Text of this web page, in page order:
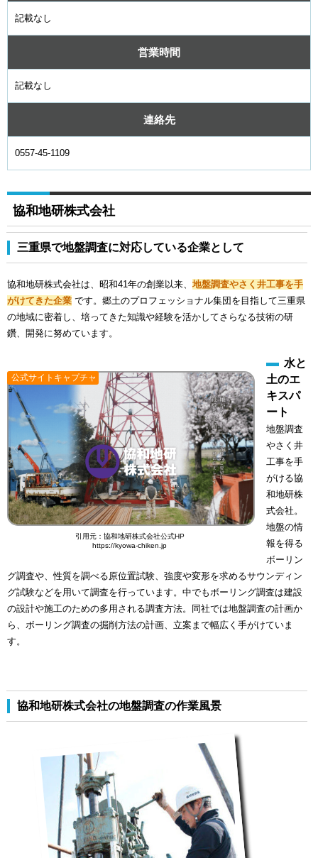
記載なし
営業時間
記載なし
連絡先
0557-45-1109
協和地研株式会社
三重県で地盤調査に対応している企業として
協和地研株式会社は、昭和41年の創業以来、 地盤調査やさく井工事を手
がけてきた企業 です。郷土のプロフェッショナル集団を目指して三重県
の地域に密着し、培ってきた知識や経験を活かしてさらなる技術の研
鑽、開発に努めています。
公式サイトキャプチャ
引用元：協和地研株式会社公式HP
https://kyowa-chiken.jp
水と
土のエ
キスパ
ート
地盤調査
やさく井
工事を手
がける協
和地研株
式会社。
地盤の情
報を得る
ボーリン
グ調査や、性質を調べる原位置試験、強度や変形を求めるサウンディン
グ試験などを用いて調査を行っています。中でもボーリング調査は建設
の設計や施工のための多用される調査方法。同社では地盤調査の計画か
ら、ボーリング調査の掘削方法の計画、立案まで幅広く手がけていま
す。
協和地研株式会社の地盤調査の作業風景